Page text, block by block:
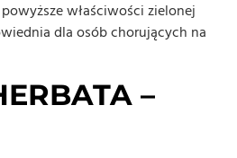
właściwości zielonej
dla osób chorujących na
–